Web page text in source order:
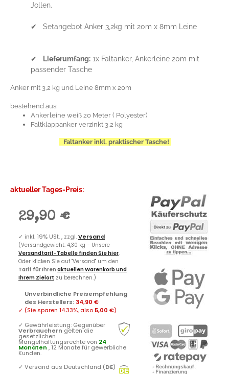
Jollen.
✔ Setangebot Anker 3,2kg mit 20m x 8mm Leine
✔ Lieferumfang: 1x Faltanker, Ankerleine 20m mit
passender Tasche
Anker mit 3,2 kg und Leine 8mm x 20m
bestehend aus:
Ankerleine weiß 20 Meter ( Polyester)
Faltklappanker verzinkt 3,2 kg
Faltanker inkl. praktischer Tasche!
aktueller Tages-Preis:
29,90 €
✓ inkl. 19% USt. , zzgl.Versand
(Versandgewicht: 4,30 kg - Unsere
Versandtarif-Tabelle finden Sie hier.
Oder klicken Sie auf "Versand" um den
Tarif für Ihren aktuellen Warenkorb und
Ihrem Zielort zu berechnen.)
Unverbindliche Preisempfehlung
des Herstellers: 34,90 €
✓ (Sie sparen 14.33%, also 5,00 €)
✓ Gewährleistung: Gegenüber
Verbrauchern gelten die
gesetzlichen
Mängelhaftungsrechte von 24
Monaten , 12 Monate für gewerbliche
Kunden.
✓ Versand aus Deutschland (DE)